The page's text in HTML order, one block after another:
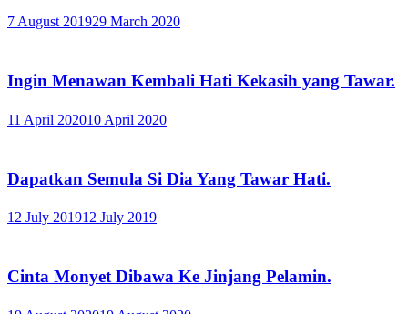
7 August 201929 March 2020
Ingin Menawan Kembali Hati Kekasih yang Tawar.
11 April 202010 April 2020
Dapatkan Semula Si Dia Yang Tawar Hati.
12 July 201912 July 2019
Cinta Monyet Dibawa Ke Jinjang Pelamin.